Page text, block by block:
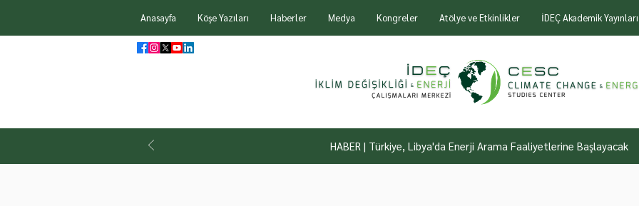
Anasayfa Köşe Yazıları Haberler Medya Kongreler Atölye ve Etkinlikler İDEÇ Akademik Yayınları
HABER | Türkiye, Libya'da Enerji Arama Faaliyetlerine Başlayacak